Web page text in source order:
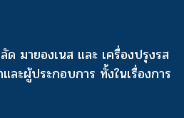
มายองเนส และ เครื่องปรุงรส
ละผู้ประกอบการ ทั้งในเรื่องการ